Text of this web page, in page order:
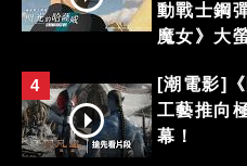
動戰士鋼
魔女》大
4
[潮電影]
工藝推向
幕！